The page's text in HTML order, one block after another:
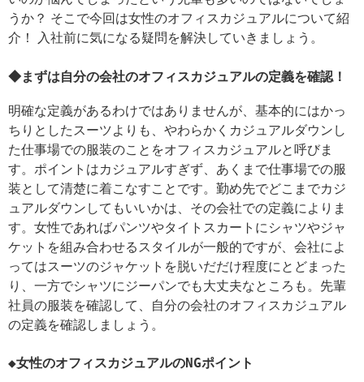
うか？ そこで今回は女性のオフィスカジュアルについて紹
介！ 入社前に気になる疑問を解決していきましょう。
◆まずは自分の会社のオフィスカジュアルの定義を確認！
明確な定義があるわけではありませんが、基本的にはかっ
ちりとしたスーツよりも、やわらかくカジュアルダウンし
た仕事場での服装のことをオフィスカジュアルと呼びま
す。ポイントはカジュアルすぎず、あくまで仕事場での服
装として清楚に着こなすことです。勤め先でどこまでカジ
ュアルダウンしてもいいかは、その会社での定義によりま
す。女性であればパンツやタイトスカートにシャツやジャ
ケットを組み合わせるスタイルが一般的ですが、会社によ
ってはスーツのジャケットを脱いだだけ程度にとどまった
り、一方でシャツにジーパンでも大丈夫なところも。先輩
社員の服装を確認して、自分の会社のオフィスカジュアル
の定義を確認しましょう。
◆女性のオフィスカジュアルのNGポイント